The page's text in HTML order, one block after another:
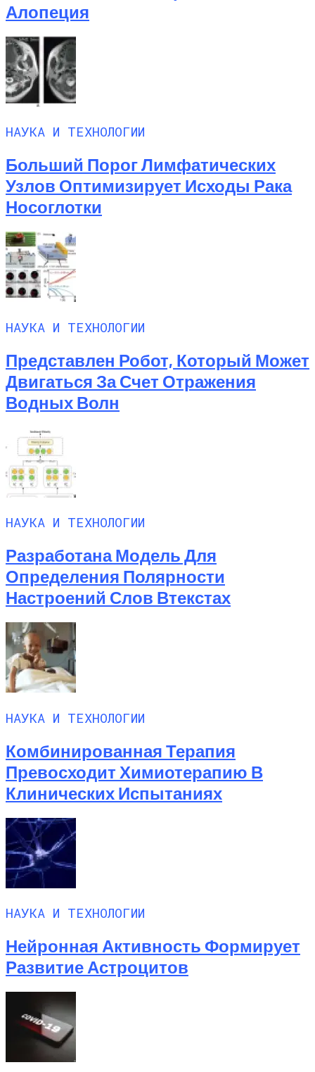
Алопеция
НАУКА И ТЕХНОЛОГИИ
Больший Порог Лимфатических
Узлов Оптимизирует Исходы Рака
Носоглотки
НАУКА И ТЕХНОЛОГИИ
Представлен Робот, Который Может
Двигаться За Счет Отражения
Водных Волн
НАУКА И ТЕХНОЛОГИИ
Разработана Модель Для
Определения Полярности
Настроений Слов Втекстах
НАУКА И ТЕХНОЛОГИИ
Комбинированная Терапия
Превосходит Химиотерапию В
Клинических Испытаниях
НАУКА И ТЕХНОЛОГИИ
Нейронная Активность Формирует
Развитие Астроцитов